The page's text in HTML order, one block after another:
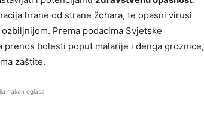
hrane od strane žohara, te opasni virusi
Prema podacima Svjetske
bolesti poput malarije i denga groznice,
zaštite.
nakon oglasa